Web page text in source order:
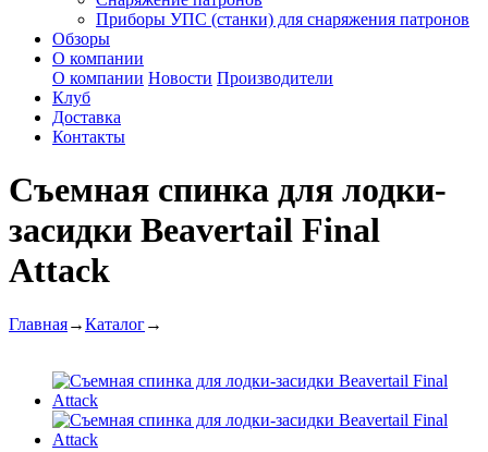
Приборы УПС (станки) для снаряжения патронов
Обзоры
О компании
О компании Новости Производители
Клуб
Доставка
Контакты
Съемная спинка для лодки-
засидки Beavertail Final
Attack
Главная→Каталог→